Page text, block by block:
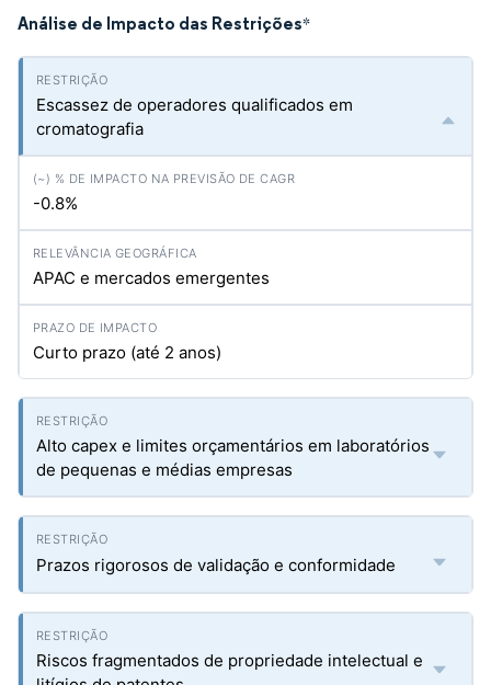
Análise de Impacto das Restrições*
Escassez de operadores qualificados em
cromatografia
-0.8%
APAC e mercados emergentes
Curto prazo (até 2 anos)
Alto capex e limites orçamentários em laboratórios
de pequenas e médias empresas
Prazos rigorosos de validação e conformidade
Riscos fragmentados de propriedade intelectual e